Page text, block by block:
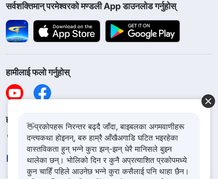
सर्वशक्तिमान्‌ परमेश्‍वरको मण्डली App डाउनलोड गर्नुहोस्
हामीलाई फलो गर्नुहोस्
हामीलाई सम्पर्क गर्नुहोस
+977-981-140-9021
contact.ne@godfootsteps.org
👋प्रकोपहरू निरन्तर बढ्दै जाँदा, बाइबलका अगमवाणीहरू
दन्त्यकथा होइनन्, बरु हाम्रै आँखैअगाडि घटित भइरहेका
वास्तविकता हुन् भन्ने कुरा झन्-झन् धेरै मानिसले बुझ्न
थालेका छन्। भोलिको दिन र कुनै अप्रत्याशित प्रकोपमध्ये
कुन चाहिँ पहिले आउनेछ भन्ने कुरा कसैलाई पनि थाहा छैन।